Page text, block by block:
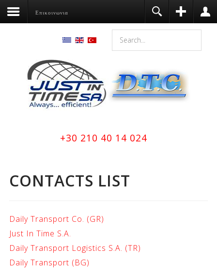
Επικοινωνια
Να με θυμάσαι
ΣΎΝΔΕΣΗ
Ξεχάσατε τον κωδικό σας;
You need to enable user registration
from User Manager/Options in the
backend of Joomla before this module
will activate.
+30 210 40 14 024
CONTACTS LIST
Daily Transport Co. (GR)
Just In Time S.A.
Daily Transport Logistics S.A. (TR)
Daily Transport (BG)